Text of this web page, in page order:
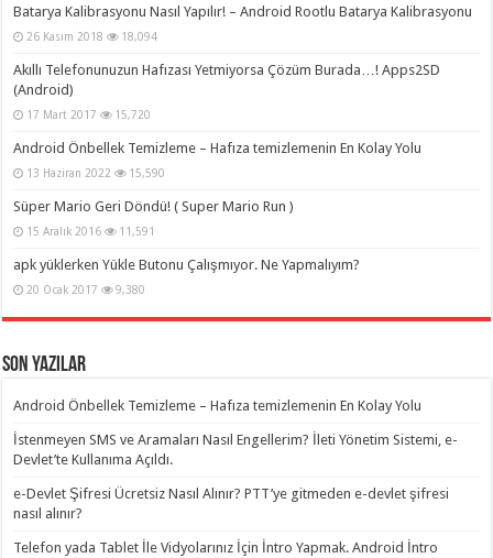
Batarya Kalibrasyonu Nasıl Yapılır! – Android Rootlu Batarya Kalibrasyonu
26 Kasım 2018 18,094
Akıllı Telefonunuzun Hafızası Yetmiyorsa Çözüm Burada…! Apps2SD
(Android)
17 Mart 2017 15,720
Android Önbellek Temizleme – Hafıza temizlemenin En Kolay Yolu
13 Haziran 2022 15,590
Süper Mario Geri Döndü! ( Super Mario Run )
15 Aralık 2016 11,591
apk yüklerken Yükle Butonu Çalışmıyor. Ne Yapmalıyım?
20 Ocak 2017 9,380
Son Yazılar
Android Önbellek Temizleme – Hafıza temizlemenin En Kolay Yolu
İstenmeyen SMS ve Aramaları Nasıl Engellerim? İleti Yönetim Sistemi, e-
Devlet’te Kullanıma Açıldı.
e-Devlet Şifresi Ücretsiz Nasıl Alınır? PTT’ye gitmeden e-devlet şifresi
nasıl alınır?
Telefon yada Tablet İle Vidyolarınız İçin İntro Yapmak. Android İntro